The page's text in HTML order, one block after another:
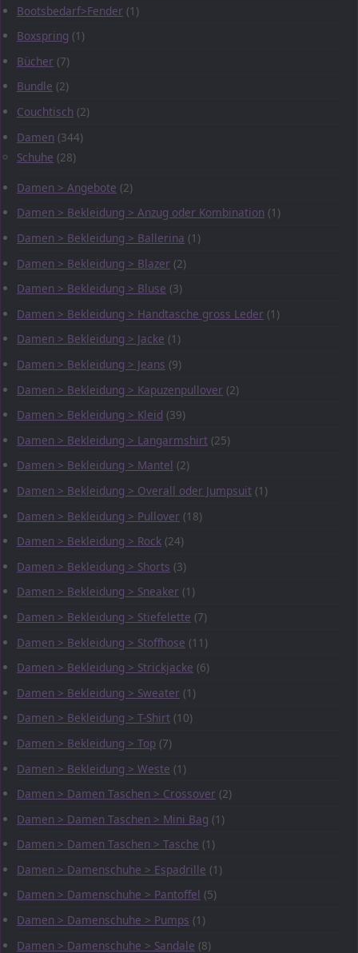
Bootsbedarf>Fender (1)
Boxspring (1)
Bücher (7)
Bundle (2)
Couchtisch (2)
Damen (344)
Schuhe (28)
Damen > Angebote (2)
Damen > Bekleidung > Anzug oder Kombination (1)
Damen > Bekleidung > Ballerina (1)
Damen > Bekleidung > Blazer (2)
Damen > Bekleidung > Bluse (3)
Damen > Bekleidung > Handtasche gross Leder (1)
Damen > Bekleidung > Jacke (1)
Damen > Bekleidung > Jeans (9)
Damen > Bekleidung > Kapuzenpullover (2)
Damen > Bekleidung > Kleid (39)
Damen > Bekleidung > Langarmshirt (25)
Damen > Bekleidung > Mantel (2)
Damen > Bekleidung > Overall oder Jumpsuit (1)
Damen > Bekleidung > Pullover (18)
Damen > Bekleidung > Rock (24)
Damen > Bekleidung > Shorts (3)
Damen > Bekleidung > Sneaker (1)
Damen > Bekleidung > Stiefelette (7)
Damen > Bekleidung > Stoffhose (11)
Damen > Bekleidung > Strickjacke (6)
Damen > Bekleidung > Sweater (1)
Damen > Bekleidung > T-Shirt (10)
Damen > Bekleidung > Top (7)
Damen > Bekleidung > Weste (1)
Damen > Damen Taschen > Crossover (2)
Damen > Damen Taschen > Mini Bag (1)
Damen > Damen Taschen > Tasche (1)
Damen > Damenschuhe > Espadrille (1)
Damen > Damenschuhe > Pantoffel (5)
Damen > Damenschuhe > Pumps (1)
Damen > Damenschuhe > Sandale (8)